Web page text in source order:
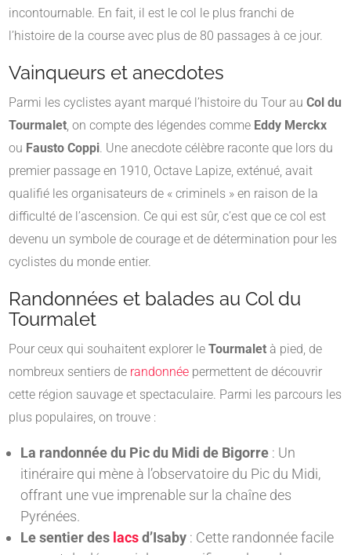
incontournable. En fait, il est le col le plus franchi de
l’histoire de la course avec plus de 80 passages à ce jour.
Vainqueurs et anecdotes
Parmi les cyclistes ayant marqué l’histoire du Tour au Col du
Tourmalet, on compte des légendes comme Eddy Merckx
ou Fausto Coppi. Une anecdote célèbre raconte que lors du
premier passage en 1910, Octave Lapize, exténué, avait
qualifié les organisateurs de « criminels » en raison de la
difficulté de l’ascension. Ce qui est sûr, c’est que ce col est
devenu un symbole de courage et de détermination pour les
cyclistes du monde entier.
Randonnées et balades au Col du
Tourmalet
Pour ceux qui souhaitent explorer le Tourmalet à pied, de
nombreux sentiers de randonnée permettent de découvrir
cette région sauvage et spectaculaire. Parmi les parcours les
plus populaires, on trouve :
La randonnée du Pic du Midi de Bigorre : Un
itinéraire qui mène à l’observatoire du Pic du Midi,
offrant une vue imprenable sur la chaîne des
Pyrénées.
Le sentier des lacsd’Isaby : Cette randonnée facile